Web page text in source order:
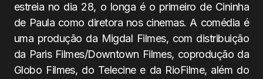
estreia no dia 28, o longa é o primeiro de Cininha
de Paula como diretora nos cinemas. A comédia é
uma produção da Migdal Filmes, com distribuição
da Paris Filmes/Downtown Filmes, coprodução da
Globo Filmes, do Telecine e da RioFilme, além do